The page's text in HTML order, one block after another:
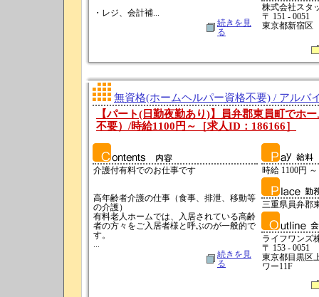
・レジ、会計補...
続きを見
る
株式会社スタ
〒 151 - 0051
東京都新宿
無資格(ホームヘルパー資格不要) / アルバ
【パート(日勤夜勤あり)】員弁郡東員町でホ
不要）/時給1100円～［求人ID：186166］
介護付有料でのお仕事です
高年齢者介護の仕事（食事、排泄、移動等
の介護）
有料老人ホームでは、入居されている高齢
者の方々をご入居者様と呼ぶのが一般的で
す。
...
続きを見
る
時給 1100円 ～
三重県員弁郡
ライフワンズ
〒 153 - 0051
東京都目黒区
ワー11F